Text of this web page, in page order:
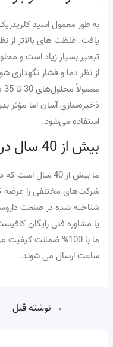
یافت. غلظت های بالاتر از
تبخیر بسیار زیاد است و
از نظر دما و فشار نگهداری
استفاده می‌شود.
بیش از 40 سال در بازار است
ما بیش از 40
شرکت‌های مختلفی را عرضه
شناخته شده در صنعت
یا مشاوره فنی رایگان
ساعت ارسال می شوند.
→ نوشته قبل